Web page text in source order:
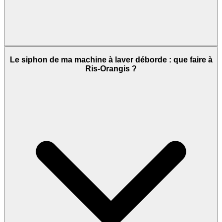
Le siphon de ma machine à laver déborde : que faire à
Ris-Orangis ?